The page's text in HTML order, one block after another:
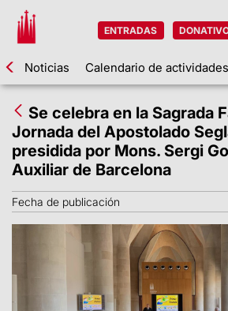
ENTRADAS
Noticias Calendario de actividades
Se celebra en la Sagrada
Jornada del Apostolado
presidida por Mons. Sergi
Auxiliar de Barcelona
Fecha de publicación